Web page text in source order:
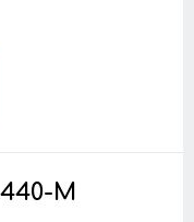
M